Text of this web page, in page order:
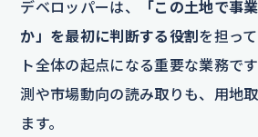
デベロッパーは、
「この土地で事
か」を最初に判断する役割 を担っ
ト全体の起点になる重要な業務で
測や市場動向の読み取りも、用地
ます。